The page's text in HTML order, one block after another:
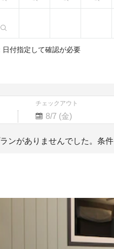
日付指定して確認が必要
チェックアウト
Navigate
to
select
ンがありませんでした。条